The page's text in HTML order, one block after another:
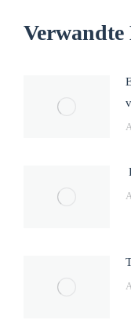
Verwandte